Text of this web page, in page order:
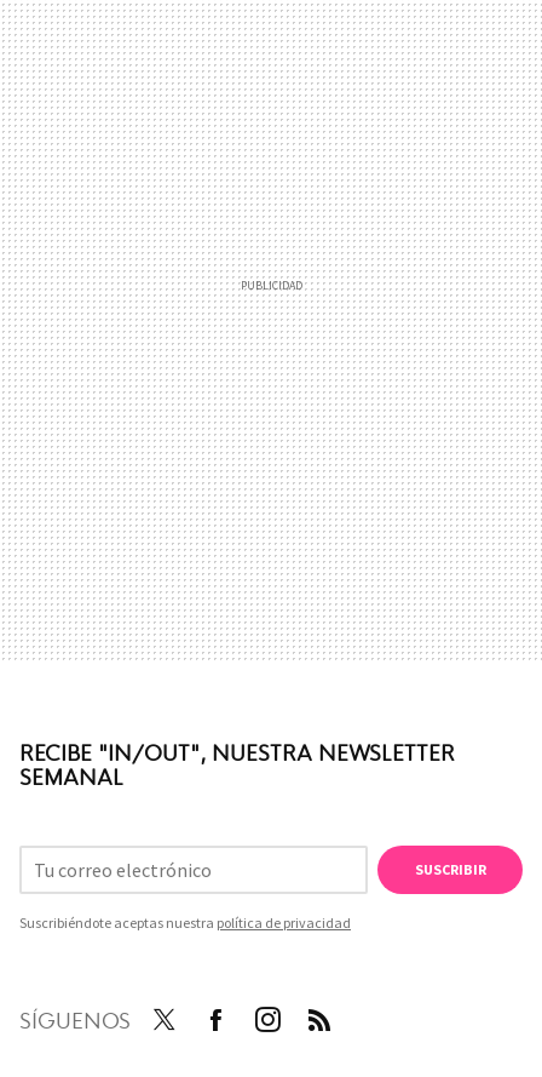
RECIBE "IN/OUT", NUESTRA NEWSLETTER
SEMANAL
SUSCRIBIR
Suscribiéndote aceptas nuestra política de privacidad
SÍGUENOS